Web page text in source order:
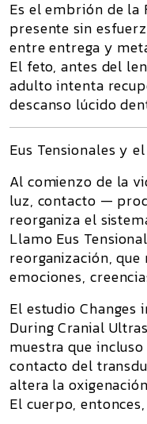
Es el embrión de la
presente sin
entre entrega y
El feto, antes del
adulto intenta
descanso lúcido
Eus Tensionales y
Al comienzo de la
luz, contacto —
reorganiza el
Llamo Eus
reorganización,
emociones,
El estudio Changes
During Cranial
muestra que
contacto del
altera la
El cuerpo, entonces,